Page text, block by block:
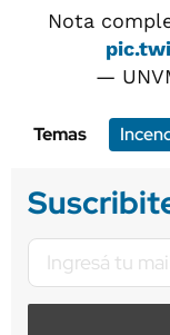
Nota
—
Temas